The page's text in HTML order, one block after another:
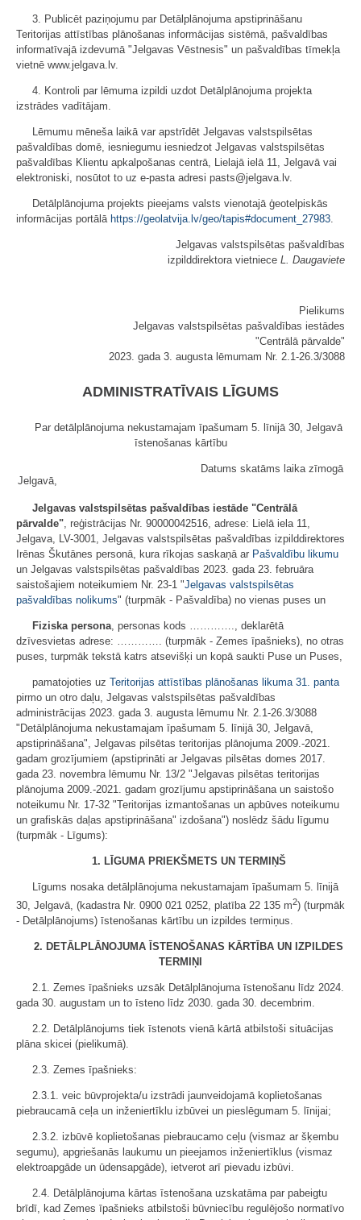
3. Publicēt paziņojumu par Detālplānojuma apstiprināšanu
Teritorijas attīstības plānošanas informācijas sistēmā, pašvaldības
informatīvajā izdevumā "Jelgavas Vēstnesis" un pašvaldības tīmekļa
vietnē www.jelgava.lv.
4. Kontroli par lēmuma izpildi uzdot Detālplānojuma projekta
izstrādes vadītājam.
Lēmumu mēneša laikā var apstrīdēt Jelgavas valstspilsētas
pašvaldības domē, iesniegumu iesniedzot Jelgavas valstspilsētas
pašvaldības Klientu apkalpošanas centrā, Lielajā ielā 11, Jelgavā vai
elektroniski, nosūtot to uz e-pasta adresi pasts@jelgava.lv.
Detālplānojuma projekts pieejams valsts vienotajā ģeotelpiskās
informācijas portālā https://geolatvija.lv/geo/tapis#document_27983
Jelgavas valstspilsētas pašvaldības
izpilddirektora vietniece L. Daugaviete
Pielikums
Jelgavas valstspilsētas pašvaldības iestādes
"Centrālā pārvalde"
2023. gada 3. augusta lēmumam Nr. 2.1-26.3/3088
ADMINISTRATĪVAIS LĪGUMS
Par detālplānojuma nekustamajam īpašumam 5. līnijā 30, Jelgavā
īstenošanas kārtību
Jelgavā,
Datums skatāms laika zīmogā
Jelgavas valstspilsētas pašvaldības iestāde "Centrālā
pārvalde" , reģistrācijas Nr. 90000042516, adrese: Lielā iela 11,
Jelgava, LV-3001, Jelgavas valstspilsētas pašvaldības izpilddirektores
Irēnas Škutānes personā, kura rīkojas saskaņā ar Pašvaldību likumu
un Jelgavas valstspilsētas pašvaldības 2023. gada 23. februāra
saistošajiem noteikumiem Nr. 23-1 "Jelgavas valstspilsētas
pašvaldības nolikums" (turpmāk - Pašvaldība) no vienas puses un
Fiziska persona , personas kods …………., deklarētā
dzīvesvietas adrese: …………. (turpmāk - Zemes īpašnieks), no otras
puses, turpmāk tekstā katrs atsevišķi un kopā saukti Puse un Puses,
pamatojoties uz Teritorijas attīstības plānošanas likuma 31. panta
pirmo un otro daļu, Jelgavas valstspilsētas pašvaldības
administrācijas 2023. gada 3. augusta lēmumu Nr. 2.1-26.3/3088
"Detālplānojuma nekustamajam īpašumam 5. līnijā 30, Jelgavā,
apstiprināšana", Jelgavas pilsētas teritorijas plānojuma 2009.-2021.
gadam grozījumiem (apstiprināti ar Jelgavas pilsētas domes 2017.
gada 23. novembra lēmumu Nr. 13/2 "Jelgavas pilsētas teritorijas
plānojuma 2009.-2021. gadam grozījumu apstiprināšana un saistošo
noteikumu Nr. 17-32 "Teritorijas izmantošanas un apbūves noteikumu
un grafiskās daļas apstiprināšana" izdošana") noslēdz šādu līgumu
(turpmāk - Līgums):
1. LĪGUMA PRIEKŠMETS UN TERMIŅŠ
Līgums nosaka detālplānojuma nekustamajam īpašumam 5. līnijā
30, Jelgavā, (kadastra Nr. 0900 021 0252, platība 22 135 m2) (turpmāk
- Detālplānojums) īstenošanas kārtību un izpildes termiņus.
2. DETĀLPLĀNOJUMA ĪSTENOŠANAS KĀRTĪBA UN IZPILDES
TERMIŅI
2.1. Zemes īpašnieks uzsāk Detālplānojuma īstenošanu līdz 2024.
gada 30. augustam un to īsteno līdz 2030. gada 30. decembrim.
2.2. Detālplānojums tiek īstenots vienā kārtā atbilstoši situācijas
plāna skicei (pielikumā).
2.3. Zemes īpašnieks:
2.3.1. veic būvprojekta/u izstrādi jaunveidojamā koplietošanas
piebraucamā ceļa un inženiertīklu izbūvei un pieslēgumam 5. līnijai;
2.3.2. izbūvē koplietošanas piebraucamo ceļu (vismaz ar šķembu
segumu), apgriešanās laukumu un pieejamos inženiertīklus (vismaz
elektroapgāde un ūdensapgāde), ietverot arī pievadu izbūvi.
2.4. Detālplānojuma kārtas īstenošana uzskatāma par pabeigtu
brīdī, kad Zemes īpašnieks atbilstoši būvniecību regulējošo normatīvo